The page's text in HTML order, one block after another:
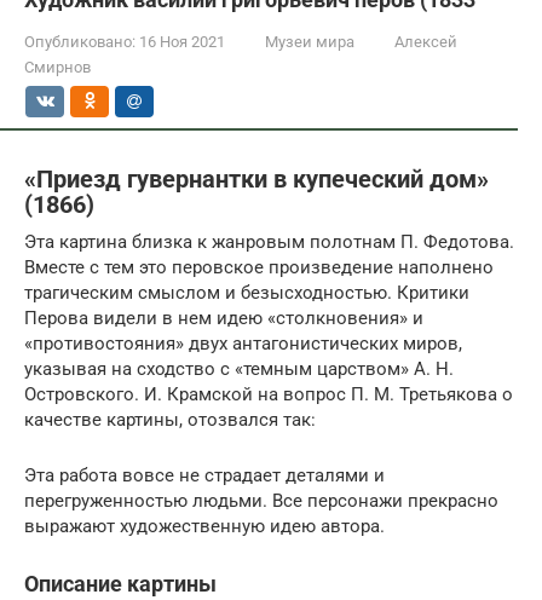
Опубликовано: 16 Ноя 2021 Музеи мира
Алексей
Смирнов
«Приезд гувернантки в купеческий дом»
(1866)
Эта картина близка к жанровым полотнам П. Федотова.
Вместе с тем это перовское произведение наполнено
трагическим смыслом и безысходностью. Критики
Перова видели в нем идею «столкновения» и
«противостояния» двух антагонистических миров,
указывая на сходство с «темным царством» А. Н.
Островского. И. Крамской на вопрос П. М. Третьякова о
качестве картины, отозвался так:
Эта работа вовсе не страдает деталями и
перегруженностью людьми. Все персонажи прекрасно
выражают художественную идею автора.
Описание картины